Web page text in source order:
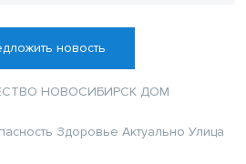
новость
НОВОСИБИРСК ДОМ
Здоровье Актуально Улица